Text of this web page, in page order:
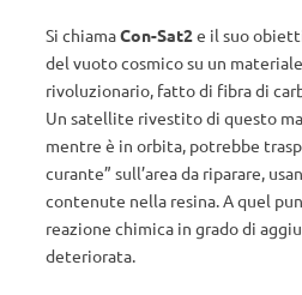
Si chiamaCon-Sat2e il suo
del vuoto cosmico su un
rivoluzionario, fatto di fibra di
Un satellite rivestito di questo
mentre è in orbita, potrebbe
curante” sull’area da riparare,
contenute nella resina. A quel
reazione chimica in grado di
deteriorata.